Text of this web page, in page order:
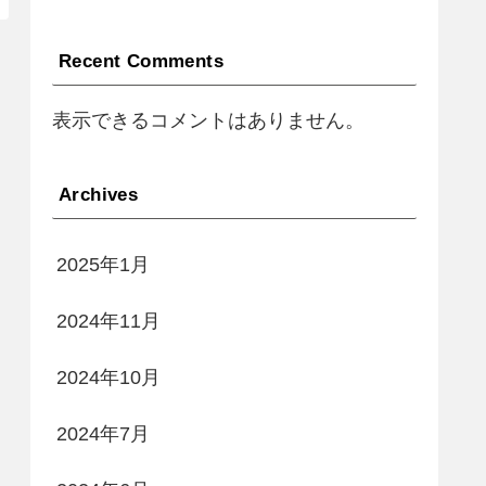
Recent Comments
表示できるコメントはありません。
Archives
2025年1月
2024年11月
2024年10月
2024年7月